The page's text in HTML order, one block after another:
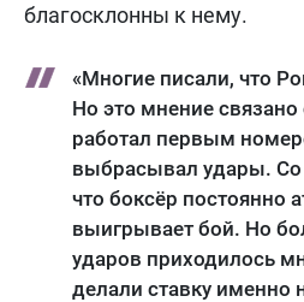
благосклонны к нему.
«Многие писали, что
Но это мнение связано
работал первым
выбрасывал удары. Со
что боксёр постоянно
выигрывает бой. Но
ударов приходилось
делали ставку именно